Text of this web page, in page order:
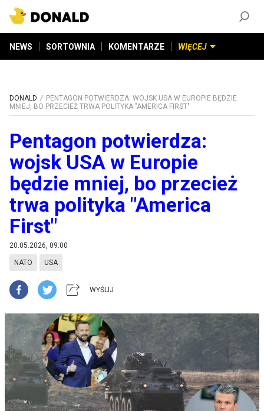
NEWS SORTOWNIA KOMENTARZE WIĘCEJ
DONALD
PENTAGON POTWIERDZA: WOJSK USA W EUROPIE BĘDZIE
MNIEJ, BO PRZECIEŻ TRWA POLITYKA "AMERICA FIRST"
Pentagon potwierdza:
wojsk USA w Europie
będzie mniej, bo przecież
trwa polityka "America
First"
20.05.2026, 09:00
NATO USA
WYŚLIJ